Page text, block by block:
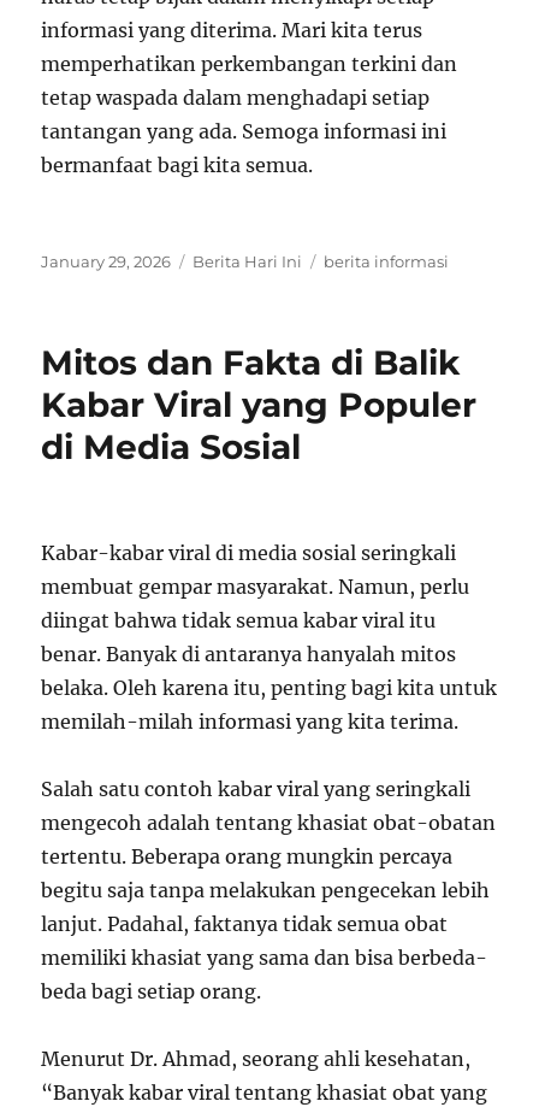
informasi yang diterima. Mari kita terus
memperhatikan perkembangan terkini dan
tetap waspada dalam menghadapi setiap
tantangan yang ada. Semoga informasi ini
bermanfaat bagi kita semua.
Posted
January 29, 2026 Categories
Berita Hari Ini Tags
berita informasi
Mitos dan Fakta di Balik
Kabar Viral yang Populer
di Media Sosial
Kabar-kabar viral di media sosial seringkali
membuat gempar masyarakat. Namun, perlu
diingat bahwa tidak semua kabar viral itu
benar. Banyak di antaranya hanyalah mitos
belaka. Oleh karena itu, penting bagi kita untuk
memilah-milah informasi yang kita terima.
Salah satu contoh kabar viral yang seringkali
mengecoh adalah tentang khasiat obat-obatan
tertentu. Beberapa orang mungkin percaya
begitu saja tanpa melakukan pengecekan lebih
lanjut. Padahal, faktanya tidak semua obat
memiliki khasiat yang sama dan bisa berbeda-
beda bagi setiap orang.
Menurut Dr. Ahmad, seorang ahli kesehatan,
“Banyak kabar viral tentang khasiat obat yang